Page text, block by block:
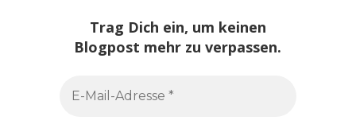
Trag Dich ein, um keinen
Blogpost mehr zu verpassen.